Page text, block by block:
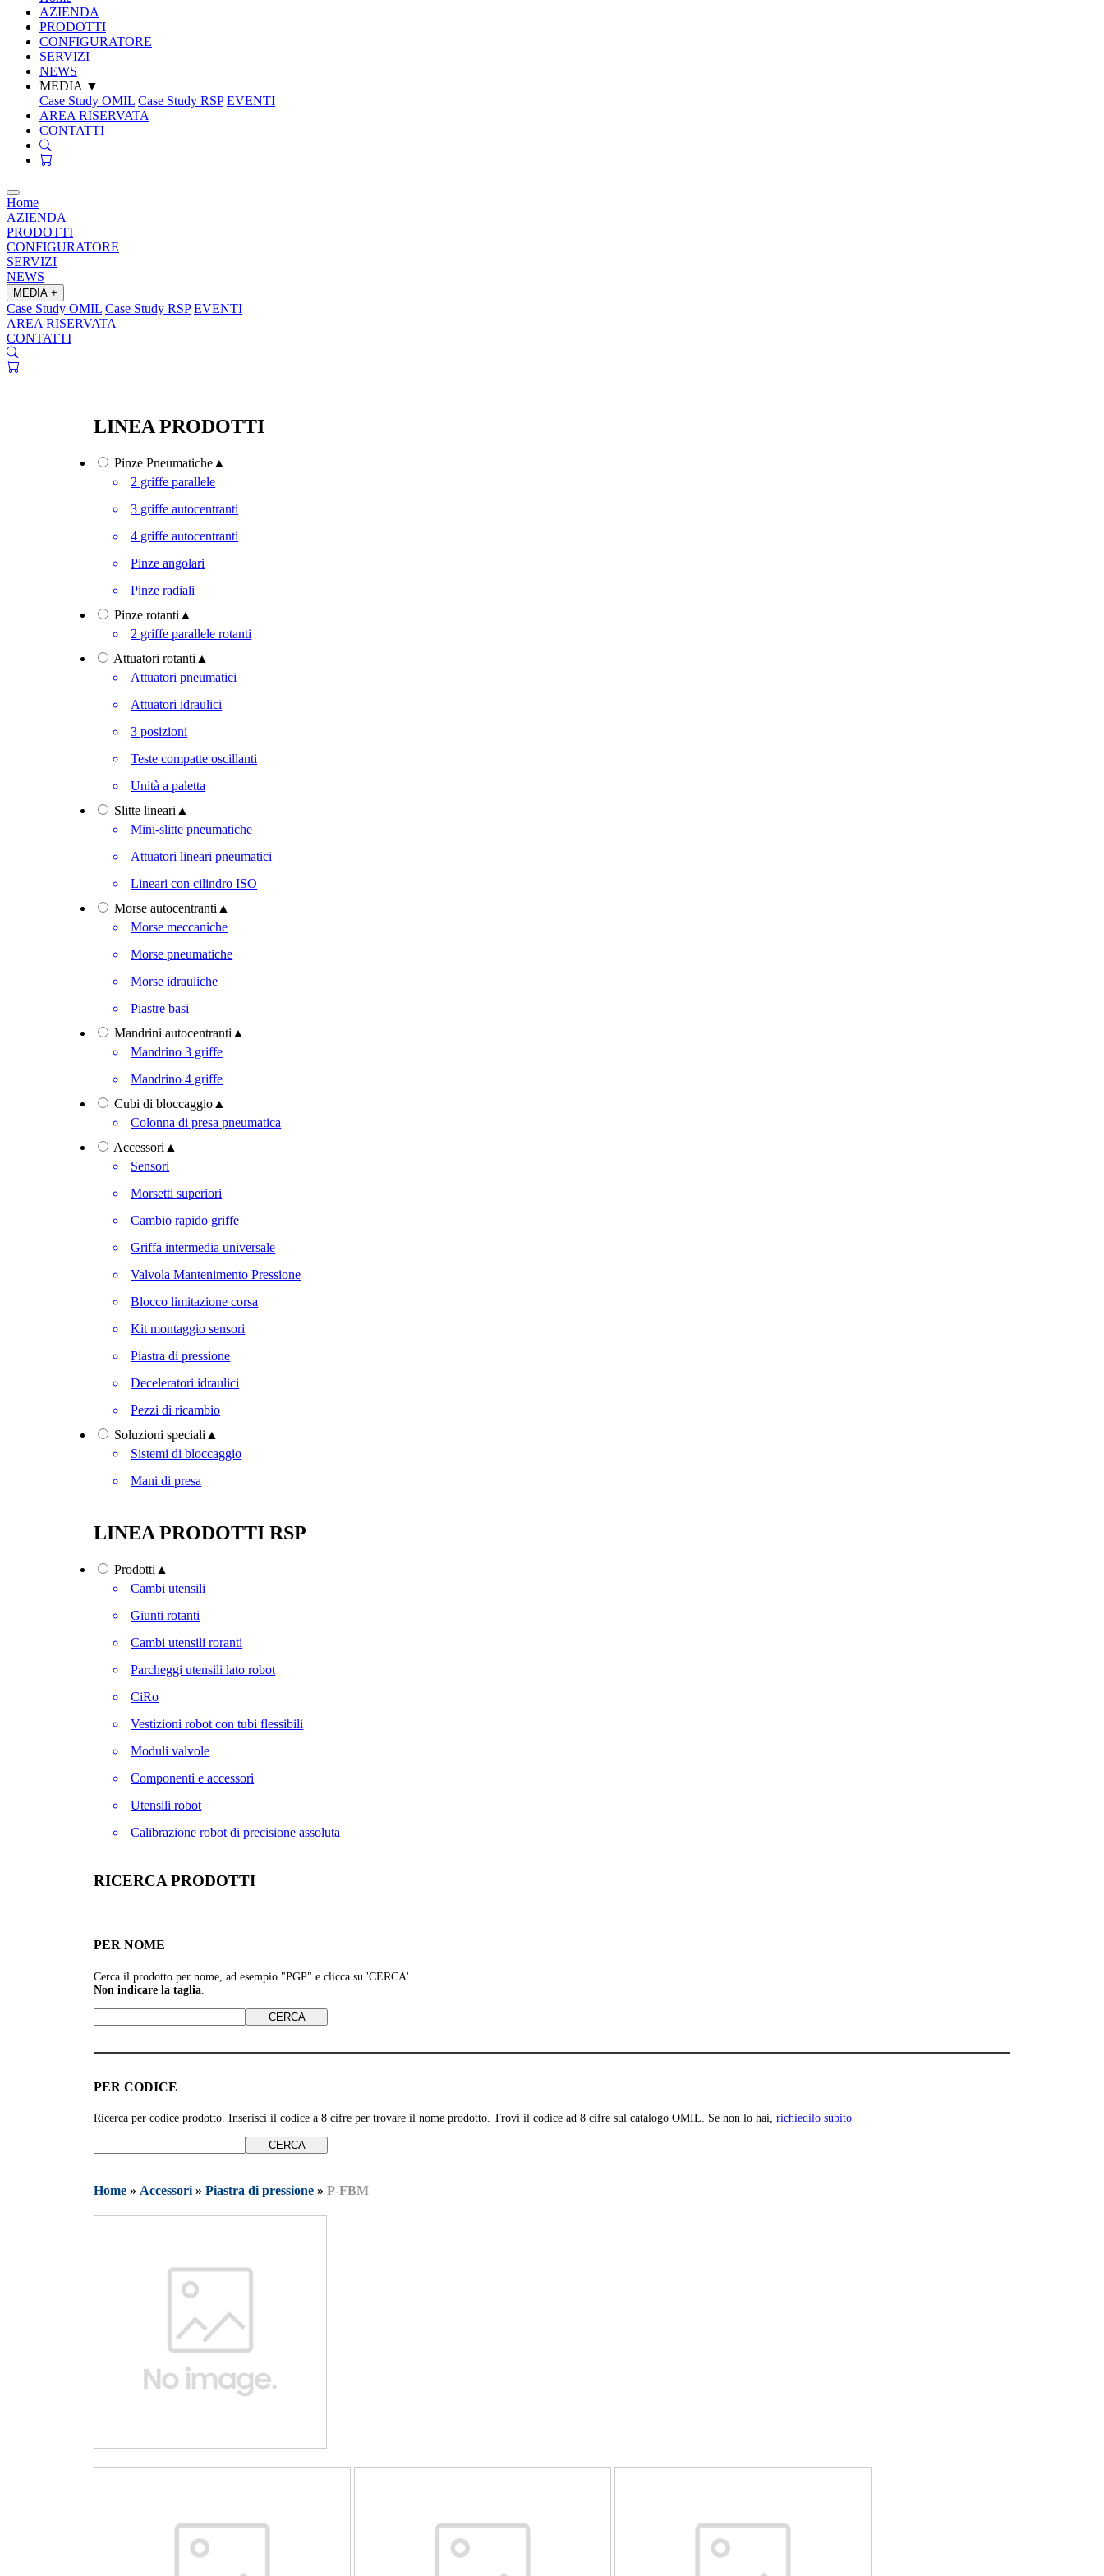
AZIENDA
PRODOTTI
CONFIGURATORE
SERVIZI
NEWS
MEDIA ▼
Case Study OMIL Case Study RSP EVENTI
AREA RISERVATA
CONTATTI
Home
AZIENDA
PRODOTTI
CONFIGURATORE
SERVIZI
NEWS
MEDIA +
Case Study OMIL Case Study RSP EVENTI
AREA RISERVATA
CONTATTI
LINEA PRODOTTI
Pinze Pneumatiche ▲
2 griffe parallele
3 griffe autocentranti
4 griffe autocentranti
Pinze angolari
Pinze radiali
Pinze rotanti ▲
2 griffe parallele rotanti
Attuatori rotanti ▲
Attuatori pneumatici
Attuatori idraulici
3 posizioni
Teste compatte oscillanti
Unità a paletta
Slitte lineari ▲
Mini-slitte pneumatiche
Attuatori lineari pneumatici
Lineari con cilindro ISO
Morse autocentranti ▲
Morse meccaniche
Morse pneumatiche
Morse idrauliche
Piastre basi
Mandrini autocentranti ▲
Mandrino 3 griffe
Mandrino 4 griffe
Cubi di bloccaggio ▲
Colonna di presa pneumatica
Accessori ▲
Sensori
Morsetti superiori
Cambio rapido griffe
Griffa intermedia universale
Valvola Mantenimento Pressione
Blocco limitazione corsa
Kit montaggio sensori
Piastra di pressione
Deceleratori idraulici
Pezzi di ricambio
Soluzioni speciali ▲
Sistemi di bloccaggio
Mani di presa
LINEA PRODOTTI RSP
Prodotti ▲
Cambi utensili
Giunti rotanti
Cambi utensili roranti
Parcheggi utensili lato robot
CiRo
Vestizioni robot con tubi flessibili
Moduli valvole
Componenti e accessori
Utensili robot
Calibrazione robot di precisione assoluta
RICERCA PRODOTTI
PER NOME
Cerca il prodotto per nome, ad esempio "PGP" e clicca su 'CERCA'.
Non indicare la taglia
PER CODICE
Ricerca per codice prodotto. Inserisci il codice a 8 cifre per trovare il nome prodotto. Trovi il codice ad 8 cifre sul catalogo OMIL. Se non lo hai,richiedilo subito
Home » Accessori »Piastra di pressione »P-FBM